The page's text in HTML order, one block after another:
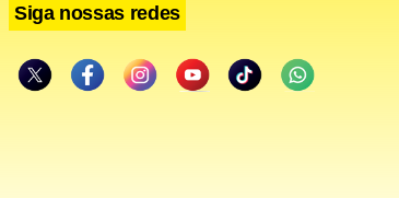
Siga nossas redes